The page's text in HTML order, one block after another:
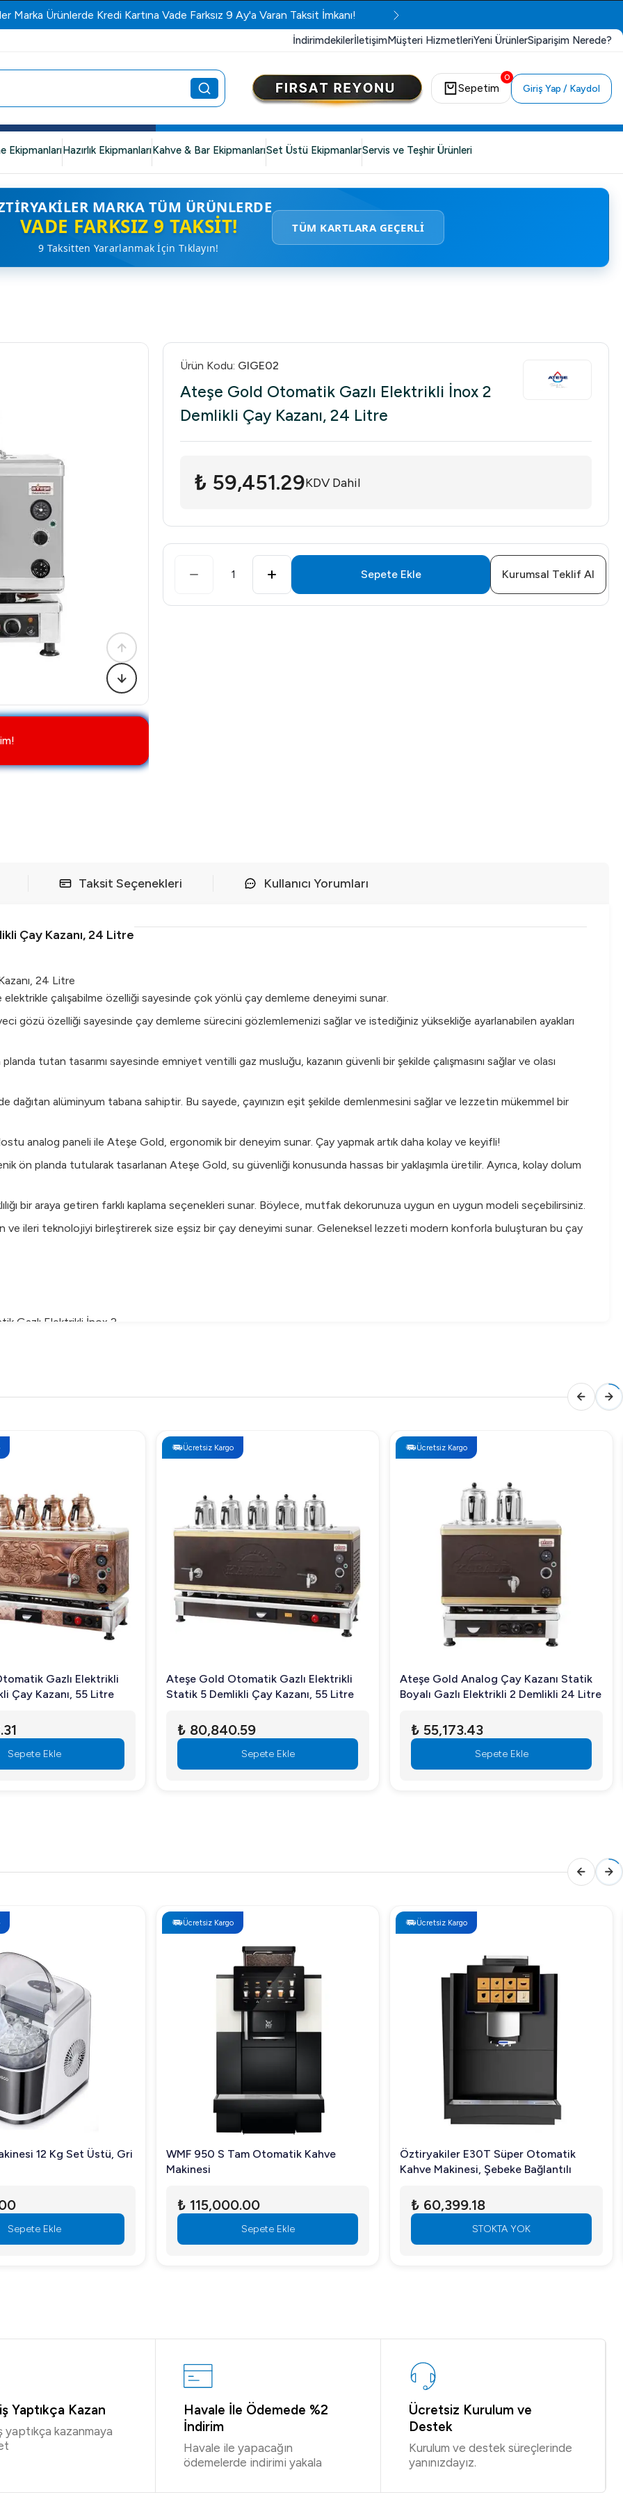
Marka Ürünlerde Kredi Kartına Vade Farksız 9 Ay'a Varan Taksit İmkanı!
İndirimdekilerİletişimMüşteri HizmetleriYeni ÜrünlerSiparişim Nerede?
0
Sepetim Giriş Yap / Kaydol
EkipmanlarıHazırlık EkipmanlarıKahve & Bar EkipmanlarıSet Üstü EkipmanlarServis ve Teşhir Ürünleri
MARKA TÜM ÜRÜNLERDE
VADE FARKSIZ 9 TAKSIT!
9 Taksitten Yararlanmak İçin Tıklayın!
TÜM KARTLARA GEÇERLİ
Ürün Kodu: GIGE02
Ateşe Gold Otomatik Gazlı Elektrikli İnox 2
Demlikli Çay Kazanı, 24 Litre
₺ 59,451.29KDV Dahil
1 Sepete Ekle Kurumsal Teklif Al
Taksit Seçenekleri Kullanıcı Yorumları
Çay Kazanı, 24 Litre
24 Litre
çalışabilme özelliği sayesinde çok yönlü çay demleme deneyimi sunar.
gözü özelliği sayesinde çay demleme sürecini gözlemlemenizi sağlar ve istediğiniz yüksekliğe ayarlanabilen ayakları
tutan tasarımı sayesinde emniyet ventilli gaz musluğu, kazanın güvenli bir şekilde çalışmasını sağlar ve olası
dağıtan alüminyum tabana sahiptir. Bu sayede, çayınızın eşit şekilde demlenmesini sağlar ve lezzetin mükemmel bir
analog paneli ile Ateşe Gold, ergonomik bir deneyim sunar. Çay yapmak artık daha kolay ve keyifli!
ön planda tutularak tasarlanan Ateşe Gold, su güvenliği konusunda hassas bir yaklaşımla üretilir. Ayrıca, kolay dolum
bir araya getiren farklı kaplama seçenekleri sunar. Böylece, mutfak dekorunuza uygun en uygun modeli seçebilirsiniz.
ve ileri teknolojiyi birleştirerek size eşsiz bir çay deneyimi sunar. Geleneksel lezzeti modern konforla buluşturan bu çay
Gazlı Elektrikli İnox 2
Gazlı Elektrikli
Çay Kazanı, 55 Litre
Sepete Ekle
Ücretsiz Kargo
Ateşe Gold Otomatik Gazlı Elektrikli
Statik 5 Demlikli Çay Kazanı, 55 Litre
₺ 80,840.59
Sepete Ekle
Ücretsiz Kargo
Ateşe Gold Analog Çay Kazanı Statik
Boyalı Gazlı Elektrikli 2 Demlikli 24 Litre
₺ 55,173.43
Sepete Ekle
12 Kg Set Üstü, Gri
Sepete Ekle
Ücretsiz Kargo
WMF 950 S Tam Otomatik Kahve
Makinesi
₺ 115,000.00
Sepete Ekle
Ücretsiz Kargo
Öztiryakiler E30T Süper Otomatik
Kahve Makinesi, Şebeke Bağlantılı
₺ 60,399.18
STOKTA YOK
Yaptıkça Kazan
yaptıkça kazanmaya
Havale İle Ödemede %2
İndirim
Havale ile yapacağın
ödemelerde indirimi yakala
Ücretsiz Kurulum ve
Destek
Kurulum ve destek süreçlerinde
yanınızdayız.